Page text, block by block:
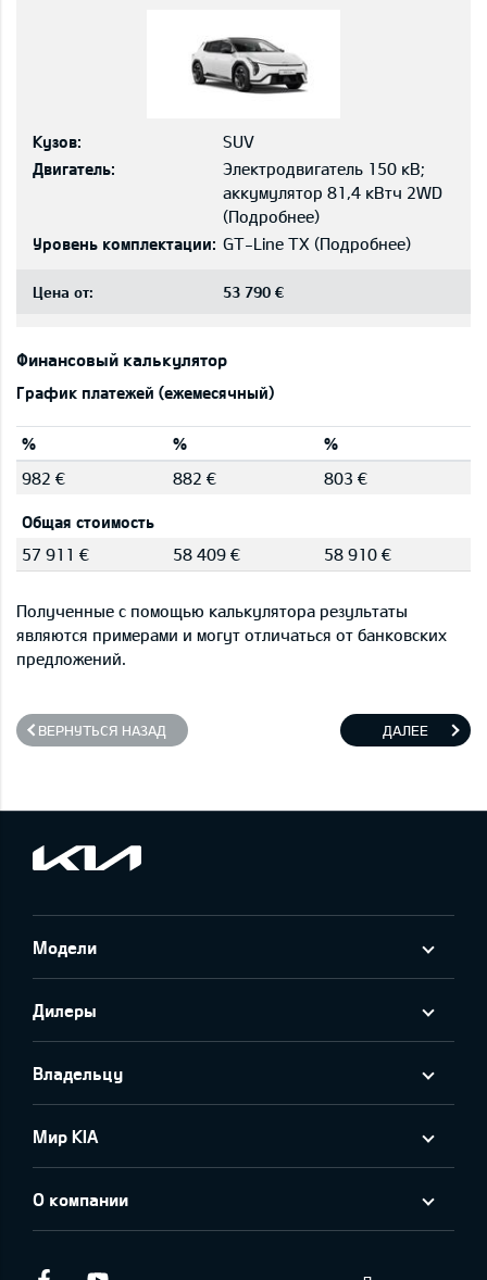
Кузов:
SUV
Двигатель:
Электродвигатель 150 кВ;
aккумулятор 81,4 кВтч 2WD
(Подробнее)
Уровень комплектации: GT-Line TX (Подробнее)
Цена от: 53 790 €
Финансовый калькулятор
График платежей (ежемесячный)
% %
%
982 €
882 € 803 €
Общая стоимость
57 911 €
58 409 € 58 910 €
Полученные с помощью калькулятора результаты
являются примерами и могут отличаться от банковских
предложений.
ВЕРНУТЬСЯ НАЗАД ДАЛЕЕ
Модели
Дилеры
Владельцу
Мир KIA
О компании